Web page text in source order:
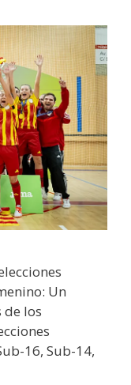
Un
de los
16, Sub-14,